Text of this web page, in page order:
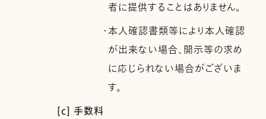
者に提供することはありません。
・本人確認書類等により本人確認
が出来ない場合、開示等の求め
に応じられない場合がございま
す。
[c] 手数料